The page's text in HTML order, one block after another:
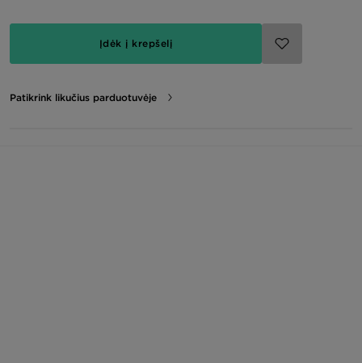
Įdėk į krepšelį
Patikrink likučius parduotuvėje